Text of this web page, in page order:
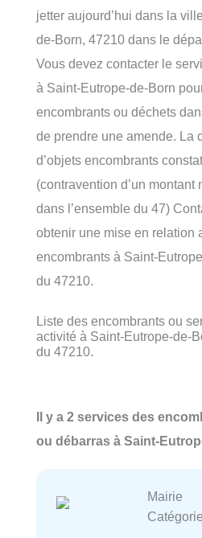
jetter aujourd’hui dans la
de-Born, 47210 dans le
Vous devez contacter le
à Saint-Eutrope-de-Born
encombrants ou déchets
de prendre une amende. La
d’objets encombrants
(contravention d’un montant
dans l’ensemble du 47)
obtenir une mise en relation
encombrants à Saint-
du 47210.
Liste des encombrants ou
activité à Saint-Eutrope-de-
du 47210.
Il y a 2 services des
ou débarras à Saint-
Mairie